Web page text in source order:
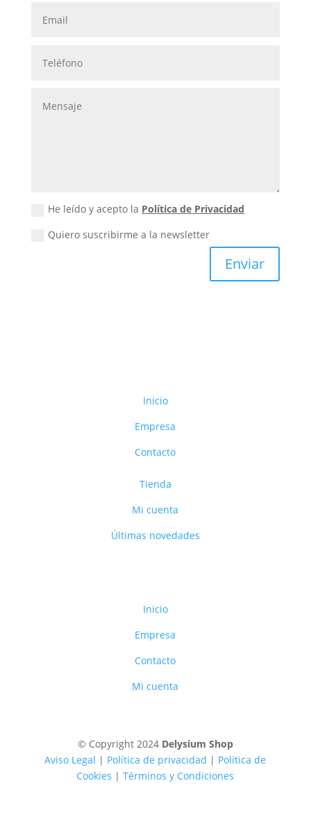
He leído y acepto la Política de Privacidad
Quiero suscribirme a la newsletter
Enviar
Inicio
Empresa
Contacto
Tienda
Mi cuenta
Últimas novedades
Inicio
Empresa
Contacto
Mi cuenta
© Copyright 2024 Delysium Shop
Aviso Legal | Política de privacidad | Política de
Cookies |Términos y Condiciones